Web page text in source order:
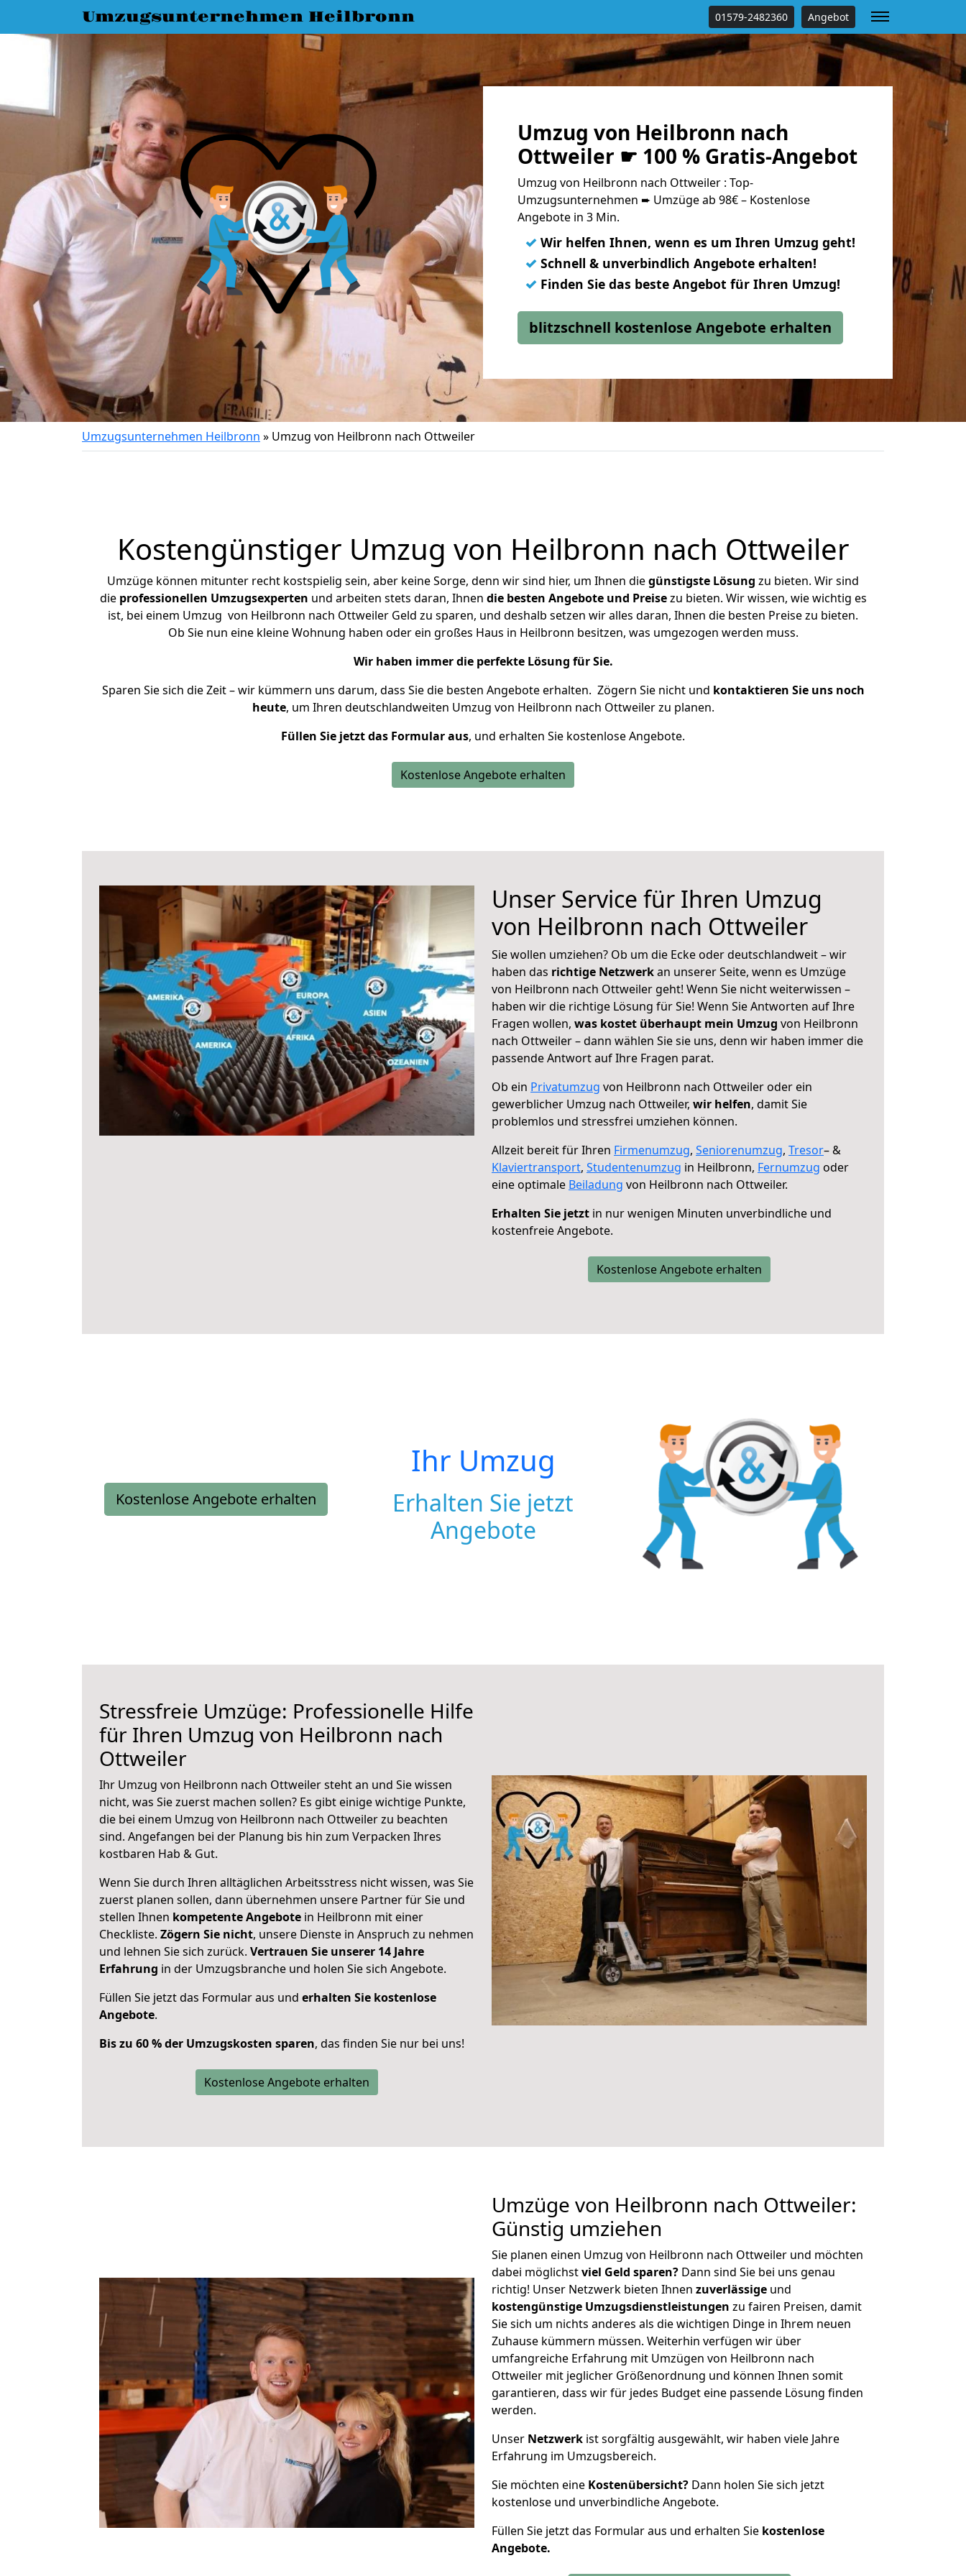
Umzugsunternehmen Heilbronn 01579-2482360 Angebot
Umzug von Heilbronn nach
Ottweiler ☛ 100 % Gratis-Angebot
Umzug von Heilbronn nach Ottweiler : Top-
Umzugsunternehmen ➨ Umzüge ab 98€ – Kostenlose
Angebote in 3 Min.
✓ Wir helfen Ihnen, wenn es um Ihren Umzug geht!
✓ Schnell & unverbindlich Angebote erhalten!
✓ Finden Sie das beste Angebot für Ihren Umzug!
blitzschnell kostenlose Angebote erhalten
Umzugsunternehmen Heilbronn » Umzug von Heilbronn nach Ottweiler
Kostengünstiger Umzug von Heilbronn nach Ottweiler
Umzüge können mitunter recht kostspielig sein, aber keine Sorge, denn wir sind hier, um Ihnen diegünstigste Lösung zu bieten. Wir sind
die professionellen Umzugsexperten und arbeiten stets daran, Ihnen die besten Angebote und Preisezu bieten. Wir wissen, wie wichtig es
ist, bei einem Umzug von Heilbronn nach Ottweiler Geld zu sparen, und deshalb setzen wir alles daran, Ihnen die besten Preise zu bieten.
Ob Sie nun eine kleine Wohnung haben oder ein großes Haus in Heilbronn besitzen, was umgezogen werden muss.
Wir haben immer die perfekte Lösung für Sie.
Sparen Sie sich die Zeit – wir kümmern uns darum, dass Sie die besten Angebote erhalten. Zögern Sie nicht und kontaktieren Sie uns noch
heute, um Ihren deutschlandweiten Umzug von Heilbronn nach Ottweiler zu planen.
Füllen Sie jetzt das Formular aus, und erhalten Sie kostenlose Angebote.
Kostenlose Angebote erhalten
Unser Service für Ihren Umzug
von Heilbronn nach Ottweiler
Sie wollen umziehen? Ob um die Ecke oder deutschlandweit – wir
haben das richtige Netzwerkan unserer Seite, wenn es Umzüge
von Heilbronn nach Ottweiler geht! Wenn Sie nicht weiterwissen –
haben wir die richtige Lösung für Sie! Wenn Sie Antworten auf Ihre
Fragen wollen, was kostet überhaupt mein Umzug von Heilbronn
nach Ottweiler – dann wählen Sie sie uns, denn wir haben immer die
passende Antwort auf Ihre Fragen parat.
Ob ein Privatumzug von Heilbronn nach Ottweiler oder ein
gewerblicher Umzug nach Ottweiler, wir helfen, damit Sie
problemlos und stressfrei umziehen können.
Allzeit bereit für Ihren Firmenumzug, Seniorenumzug, Tresor– &
Klaviertransport, Studentenumzug in Heilbronn, Fernumzug oder
eine optimale Beiladung von Heilbronn nach Ottweiler.
Erhalten Sie jetzt in nur wenigen Minuten unverbindliche und
kostenfreie Angebote.
Kostenlose Angebote erhalten
Kostenlose Angebote erhalten
Ihr Umzug
Erhalten Sie jetzt
Angebote
Stressfreie Umzüge: Professionelle Hilfe
für Ihren Umzug von Heilbronn nach
Ottweiler
Ihr Umzug von Heilbronn nach Ottweiler steht an und Sie wissen
nicht, was Sie zuerst machen sollen? Es gibt einige wichtige Punkte,
die bei einem Umzug von Heilbronn nach Ottweiler zu beachten
sind. Angefangen bei der Planung bis hin zum Verpacken Ihres
kostbaren Hab & Gut.
Wenn Sie durch Ihren alltäglichen Arbeitsstress nicht wissen, was Sie
zuerst planen sollen, dann übernehmen unsere Partner für Sie und
stellen Ihnen kompetente Angebote in Heilbronn mit einer
Checkliste. Zögern Sie nicht, unsere Dienste in Anspruch zu nehmen
und lehnen Sie sich zurück. Vertrauen Sie unserer 14 Jahre
Erfahrung in der Umzugsbranche und holen Sie sich Angebote.
Füllen Sie jetzt das Formular aus und erhalten Sie kostenlose
Angebote.
Bis zu 60 % der Umzugskosten sparen, das finden Sie nur bei uns!
Kostenlose Angebote erhalten
Umzüge von Heilbronn nach Ottweiler:
Günstig umziehen
Sie planen einen Umzug von Heilbronn nach Ottweiler und möchten
dabei möglichstviel Geld sparen? Dann sind Sie bei uns genau
richtig! Unser Netzwerk bieten Ihnen zuverlässige und
kostengünstige Umzugsdienstleistungen zu fairen Preisen, damit
Sie sich um nichts anderes als die wichtigen Dinge in Ihrem neuen
Zuhause kümmern müssen. Weiterhin verfügen wir über
umfangreiche Erfahrung mit Umzügen von Heilbronn nach
Ottweiler mit jeglicher Größenordnung und können Ihnen somit
garantieren, dass wir für jedes Budget eine passende Lösung finden
werden.
Unser Netzwerk ist sorgfältig ausgewählt, wir haben viele Jahre
Erfahrung im Umzugsbereich.
Sie möchten eine Kostenübersicht? Dann holen Sie sich jetzt
kostenlose und unverbindliche Angebote.
Füllen Sie jetzt das Formular aus und erhalten Sie kostenlose
Angebote.